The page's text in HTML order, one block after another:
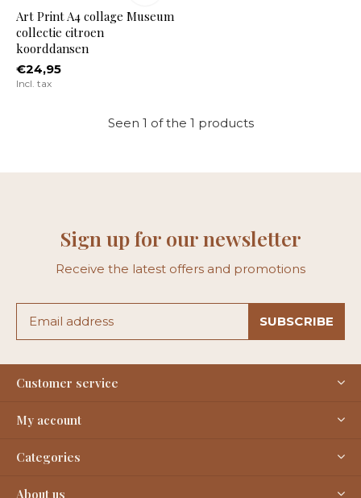
Art Print A4 collage Museum
collectie citroen
koorddansen
€24,95
Incl. tax
Seen 1 of the 1 products
Sign up for our newsletter
Receive the latest offers and promotions
SUBSCRIBE
Customer service
My account
Categories
About us